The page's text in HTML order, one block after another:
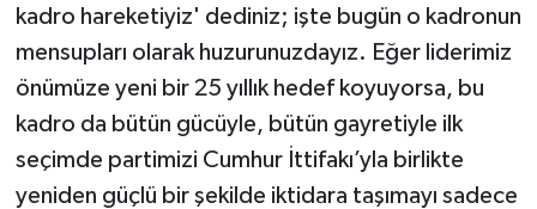
kadro hareketiyiz' dediniz; işte bugün o kadronun
mensupları olarak huzurunuzdayız. Eğer liderimiz
önümüze yeni bir 25 yıllık hedef koyuyorsa, bu
kadro da bütün gücüyle, bütün gayretiyle ilk
seçimde partimizi Cumhur İttifakı’yla birlikte
yeniden güçlü bir şekilde iktidara taşımayı sadece